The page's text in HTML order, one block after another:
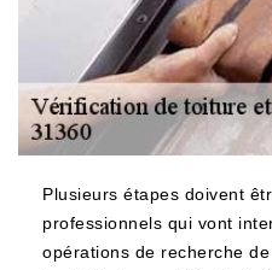
Plusieurs étapes doivent
professionnels qui vont
opérations de recherche